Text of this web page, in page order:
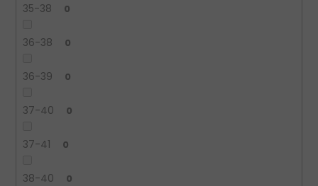
35-38 0
36-38 0
36-39 0
37-40 0
37-41 0
38-40 0